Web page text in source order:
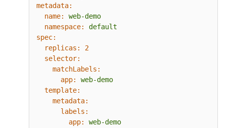
metadata:
name:
web-demo
namespace:
default
spec:
replicas:
2
selector:
matchLabels:
app:
web-demo
template:
metadata:
labels:
app:
web-demo